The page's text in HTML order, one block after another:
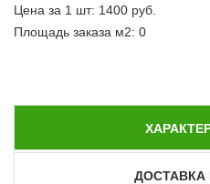
Цена за 1 шт: 1400 руб.
Площадь заказа м2: 0
ДОСТАВКА